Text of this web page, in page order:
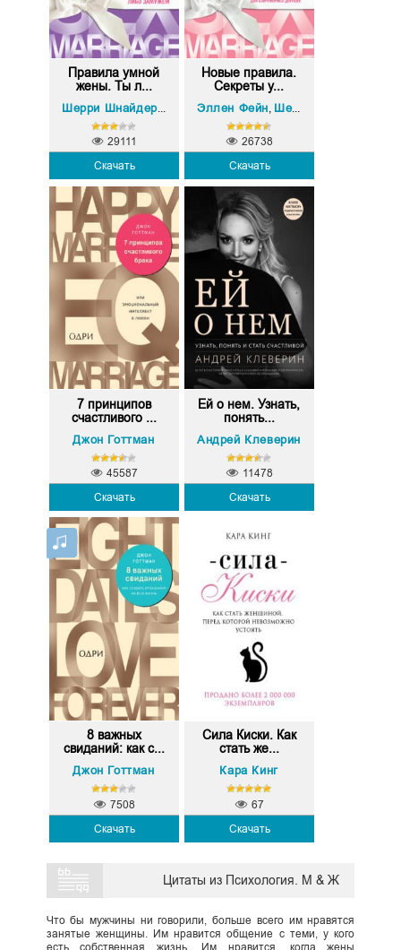
Правила умной
жены. Ты л...
Шерри Шнайдер
, Эллен Фейн
Скачать
29111
Новые правила.
Секреты у...
Эллен Фейн, Шерри Шнайдер
Скачать
26738
7 принципов
счастливого ...
Джон Готтман
Скачать
45587
Ей о нем. Узнать,
понять...
Андрей Клеверин
Скачать
11478
8 важных
свиданий: как с...
Джон Готтман
Скачать
7508
Сила Киски. Как
стать же...
Кара Кинг
Скачать
67
Цитаты из Психология. М & Ж
Что бы мужчины ни говорили, больше всего им нравятся
занятые женщины. Им нравится общение с теми, у кого
есть собственная жизнь. Им нравится, когда жены